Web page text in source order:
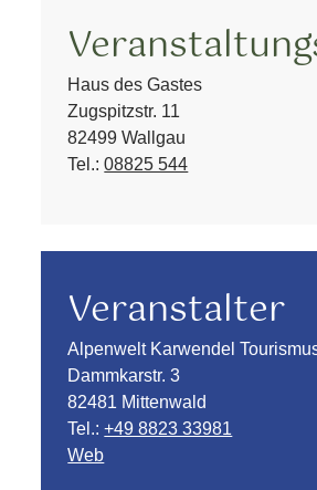
Haus des Gastes
Zugspitzstr. 11
82499 Wallgau
Tel.:08825 544
Veranstalter
Alpenwelt Karwendel
Dammkarstr. 3
82481 Mittenwald
Tel.:+49 8823 33981
Web